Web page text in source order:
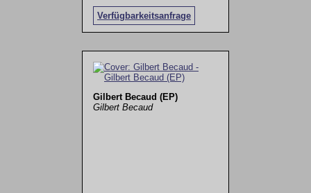
Verfügbarkeitsanfrage
Gilbert Becaud (EP)
Gilbert Becaud